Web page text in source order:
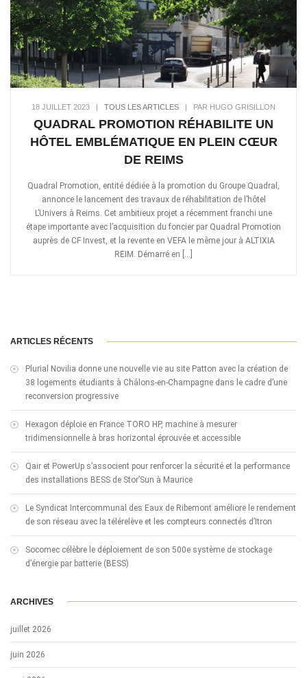
18 JUILLET 2023 | TOUS LES ARTICLES | PAR HUGO GRISILLON
QUADRAL PROMOTION RÉHABILITE UN
HÔTEL EMBLÉMATIQUE EN PLEIN CŒUR
DE REIMS
Quadral Promotion, entité dédiée à la promotion du Groupe Quadral,
annonce le lancement des travaux de réhabilitation de l’hôtel
L’Univers à Reims. Cet ambitieux projet a récemment franchi une
étape importante avec l’acquisition du foncier par Quadral Promotion
auprès de CF Invest, et la revente en VEFA le même jour à ALTIXIA
REIM. Démarré en […]
ARTICLES RÉCENTS
Plurial Novilia donne une nouvelle vie au site Patton avec la création de
38 logements étudiants à Châlons-en-Champagne dans le cadre d’une
reconversion progressive
Hexagon déploie en France TORO HP, machine à mesurer
tridimensionnelle à bras horizontal éprouvée et accessible
Qair et PowerUp s’associent pour renforcer la sécurité et la performance
des installations BESS de Stor’Sun à Maurice
Le Syndicat Intercommunal des Eaux de Ribemont améliore le rendement
de son réseau avec la télérelève et les compteurs connectés d’Itron
Socomec célèbre le déploiement de son 500e système de stockage
d’énergie par batterie (BESS)
ARCHIVES
juillet 2026
juin 2026